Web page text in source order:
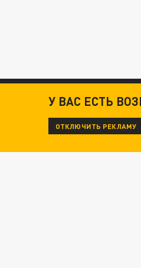
У ВАС ЕСТЬ
ОТКЛЮЧИТЬ РЕКЛАМУ